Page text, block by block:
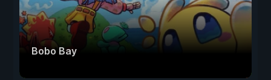
Bobo Bay